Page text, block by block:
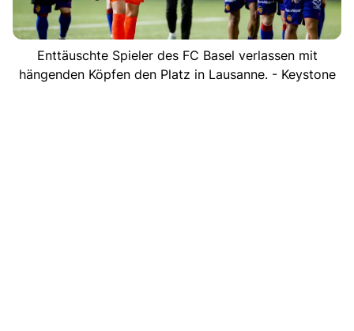
Enttäuschte Spieler des FC Basel verlassen mit
hängenden Köpfen den Platz in Lausanne. - Keystone